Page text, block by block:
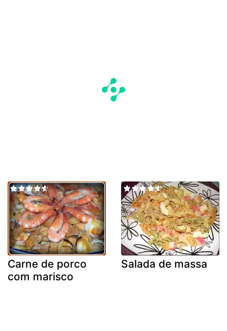
Carne de porco
com marisco
Salada de massa